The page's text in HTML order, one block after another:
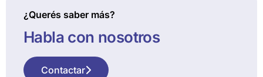
¿Querés saber más?
Habla con nosotros
Contactar